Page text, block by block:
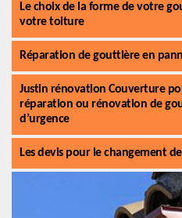
Le choix de la forme de votre
votre toiture
Réparation de gouttière en
Justin rénovation Couverture
réparation ou rénovation de
d’urgence
Les devis pour le changement